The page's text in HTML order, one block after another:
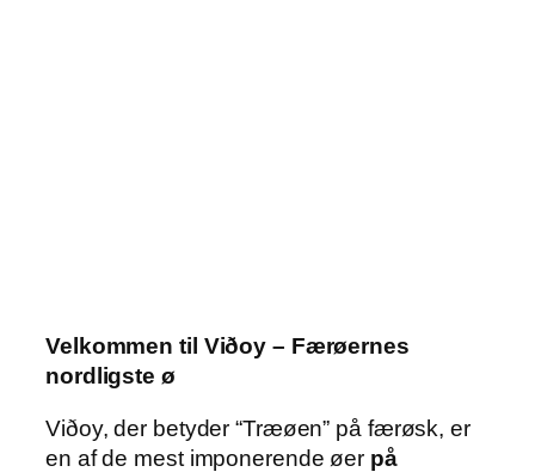
Velkommen til Viðoy – Færøernes
nordligste ø
Viðoy, der betyder “Træøen” på færøsk, er
en af de mest imponerende øer på